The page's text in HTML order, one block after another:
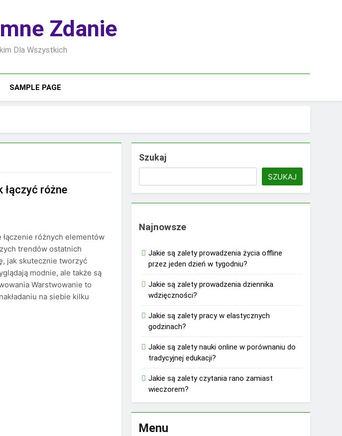
Zdanie
Dla Wszystkich
SAMPLE PAGE
łączyć różne
różnych elementów
trendów ostatnich
jak skutecznie tworzyć
modnie, ale także są
Warstwowanie to
na siebie kilku
Szukaj
SZUKAJ
Najnowsze
Jakie są zalety prowadzenia życia offline
przez jeden dzień w tygodniu?
Jakie są zalety prowadzenia dziennika
wdzięczności?
Jakie są zalety pracy w elastycznych
godzinach?
Jakie są zalety nauki online w porównaniu do
tradycyjnej edukacji?
Jakie są zalety czytania rano zamiast
wieczorem?
Menu